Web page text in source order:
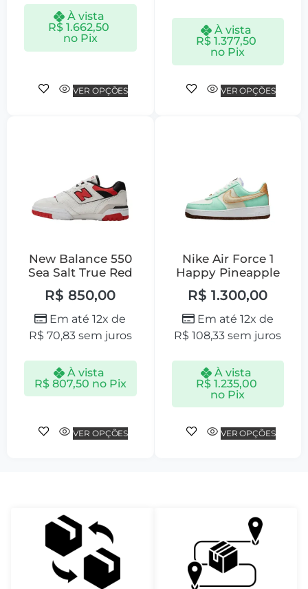
À vista
R$ 1.662,50
no Pix
VER OPÇÕES
À vista
R$ 1.377,50
no Pix
VER OPÇÕES
New Balance 550
Sea Salt True Red
R$ 850,00
Em até 12x de
R$ 70,83sem juros
À vista
R$807,50 no Pix
VER OPÇÕES
Nike Air Force 1
Happy Pineapple
R$ 1.300,00
Em até 12x de
R$ 108,33 sem juros
À vista
R$1.235,00
no Pix
VER OPÇÕES